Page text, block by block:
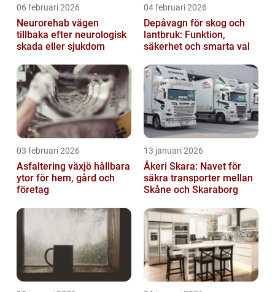
06 februari 2026
Neurorehab vägen
tillbaka efter neurologisk
skada eller sjukdom
04 februari 2026
Depåvagn för skog och
lantbruk: Funktion,
säkerhet och smarta val
03 februari 2026
Asfaltering växjö hållbara
ytor för hem, gård och
företag
13 januari 2026
Åkeri Skara: Navet för
säkra transporter mellan
Skåne och Skaraborg